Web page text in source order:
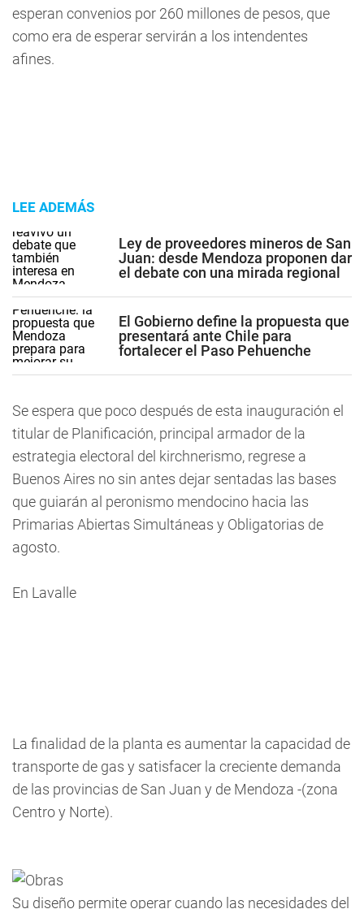
esperan convenios por 260 millones de pesos, que
como era de esperar servirán a los intendentes
afines.
LEE ADEMÁS
Ley de proveedores mineros de San
Juan: desde Mendoza proponen dar
el debate con una mirada regional
El Gobierno define la propuesta que
presentará ante Chile para
fortalecer el Paso Pehuenche
Se espera que poco después de esta inauguración el
titular de Planificación, principal armador de la
estrategia electoral del kirchnerismo, regrese a
Buenos Aires no sin antes dejar sentadas las bases
que guiarán al peronismo mendocino hacia las
Primarias Abiertas Simultáneas y Obligatorias de
agosto.
En Lavalle
La finalidad de la planta es aumentar la capacidad de
transporte de gas y satisfacer la creciente demanda
de las provincias de San Juan y de Mendoza -(zona
Centro y Norte).
Su diseño permite operar cuando las necesidades del